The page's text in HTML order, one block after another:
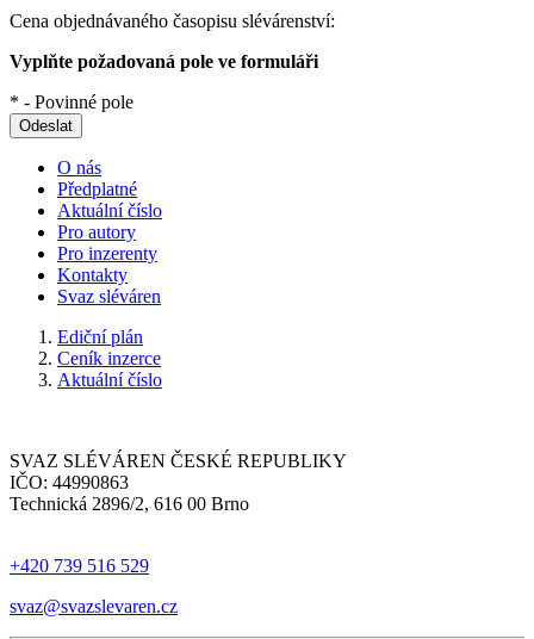
Cena objednávaného časopisu slévárenství:
Vyplňte požadovaná pole ve formuláři
* - Povinné pole
Odeslat
O nás
Předplatné
Aktuální číslo
Pro autory
Pro inzerenty
Kontakty
Svaz sléváren
Ediční plán
Ceník inzerce
Aktuální číslo
SVAZ SLÉVÁREN ČESKÉ REPUBLIKY
IČO: 44990863
Technická 2896/2, 616 00 Brno
+420 739 516 529
svaz@svazslevaren.cz